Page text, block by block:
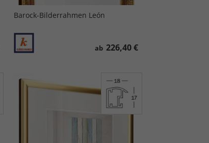
Barock-Bilderrahmen León
ab 226,40 €